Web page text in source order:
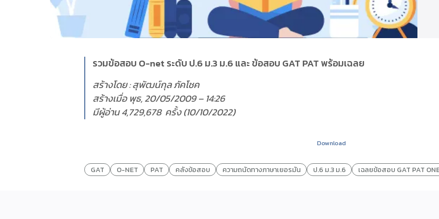
รวมข้อสอบ O-net ระดับ ป.6 ม.3 ม.6 และ ข้อสอบ GAT PAT พร้อมเฉลย
สร้างโดย : สุพัฒน์กุล ภัคโชค
สร้างเมื่อ พุธ, 20/05/2009 – 14:26
มีผู้อ่าน 4,729,678 ครั้ง (10/10/2022)
Download
GAT O-NET PAT คลังข้อสอบ ความถนัดทางภาษาเยอรมัน ป.6 ม.3 ม.6 เฉลยข้อสอบ GAT PAT